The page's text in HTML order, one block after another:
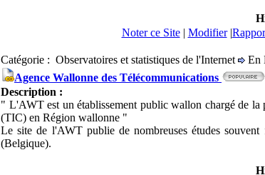
Noter ce Site| Modifier|
Catégorie : Observatoires et statistiques de l'Internet
En
Agence Wallonne des Télécommunications
Description :
" L'AWT est un établissement public wallon chargé de
(TIC) en Région wallonne "
Le site de l'AWT publie de nombreuses études
(Belgique).